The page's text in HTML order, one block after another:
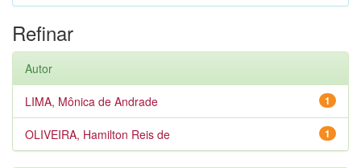
Refinar
Autor
1
LIMA, Mônica de Andrade
1
OLIVEIRA, Hamilton Reis de